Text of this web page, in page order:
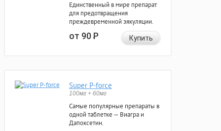
Единственный в мире препарат
для предотвращения
преждевременной эякуляции.
от 90Р Купить
Super P-force
100мг + 60мг
Самые популярные препараты в
одной таблетке — Виагра и
Дапоксетин.